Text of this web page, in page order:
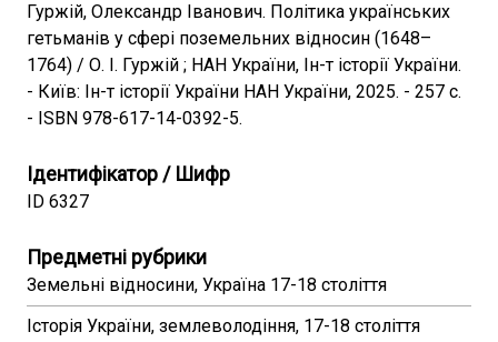
Гуржій, Олександр Іванович. Політика українських
гетьманів у сфері поземельних відносин (1648–
1764) / О. І. Гуржій ; НАН України, Ін-т історії України.
- Київ: Ін-т історії України НАН України, 2025. - 257 с.
- ISBN 978-617-14-0392-5.
Ідентифікатор / Шифр
ID 6327
Предметні рубрики
Земельні відносини, Україна 17-18 століття
Історія України, землеволодіння, 17-18 століття